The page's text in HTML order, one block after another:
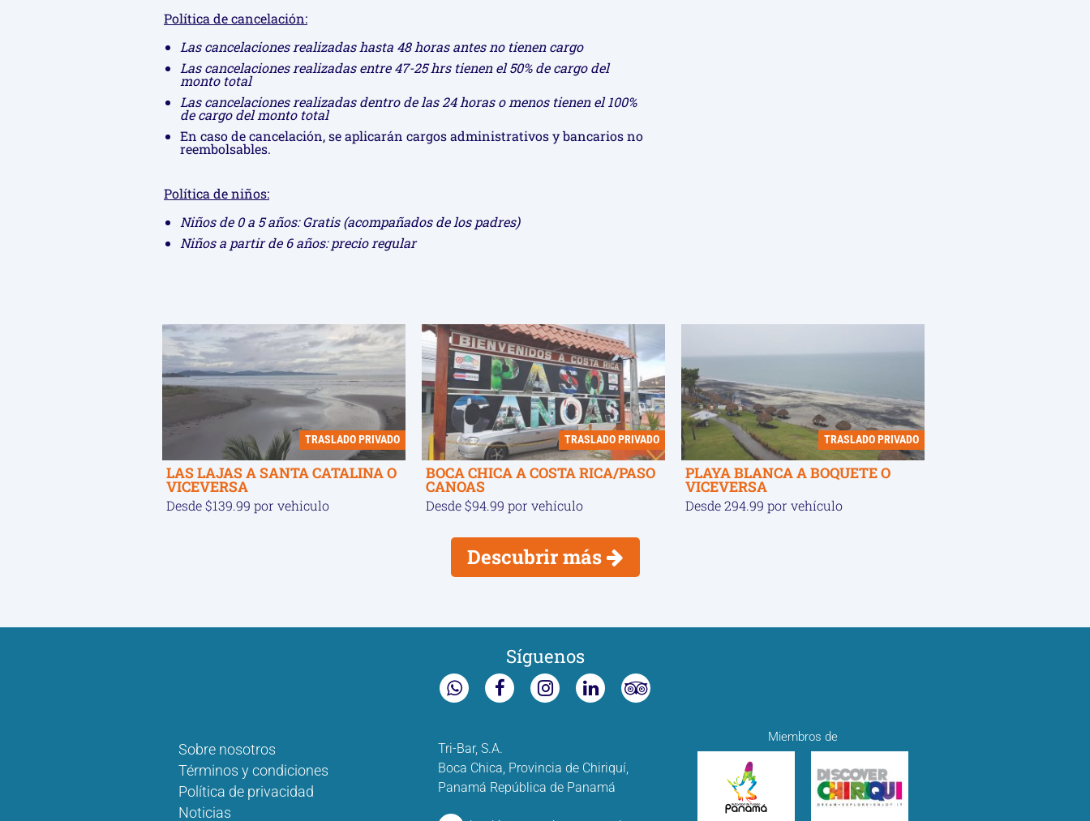
Política de cancelación:
Las cancelaciones realizadas hasta 48 horas antes no tienen cargo
Las cancelaciones realizadas entre 47-25 hrs tienen el 50% de cargo del
monto total
Las cancelaciones realizadas dentro de las 24 horas o menos tienen el 100%
de cargo del monto total
En caso de cancelación, se aplicarán cargos administrativos y bancarios no
reembolsables.
Política de niños:
Niños de 0 a 5 años: Gratis (acompañados de los padres)
Niños a partir de 6 años: precio regular
TRASLADO PRIVADO
LAS LAJAS A SANTA CATALINA O
VICEVERSA
Desde $139.99 por vehiculo
TRASLADO PRIVADO
BOCA CHICA A COSTA RICA/PASO
CANOAS
Desde $94.99 por vehículo
TRASLADO PRIVADO
PLAYA BLANCA A BOQUETE O
VICEVERSA
Desde 294.99 por vehículo
Descubrir más
Síguenos
Sobre nosotros
Términos y condiciones
Política de privacidad
Noticias
Tri-Bar, S.A.
Boca Chica, Provincia de Chiriquí,
Panamá República de Panamá
Miembros de